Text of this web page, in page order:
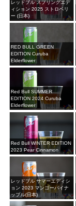
レッドブル スプリングエデ
ィション 2025 ストロベリ
ー (日本)
RED BULL GREEN
EDITION Curuba
Elderflower
Red Bull SUMMER
EDITION 2024 Curuba
Elderflower
Red Bull WINTER EDITION
2023 Pear Cinnamon
レッドブル サマーエディシ
ョン 2023 マンゴーパイナ
ップル(日本)